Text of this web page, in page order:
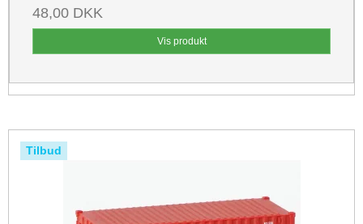
48,00 DKK
Vis produkt
Tilbud